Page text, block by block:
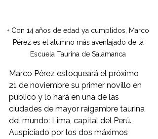
+ Con 14 años de edad ya cumplidos, Marco
Pérez es el alumno más aventajado de la
Escuela Taurina de Salamanca
Marco Pérez estoqueará el próximo
21 de noviembre su primer novillo en
público y lo hará en una de las
ciudades de mayor raigambre taurina
del mundo: Lima, capital del Perú.
Auspiciado por los dos máximos